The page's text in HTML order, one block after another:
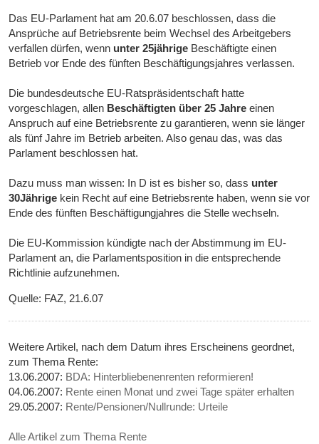
Das EU-Parlament hat am 20.6.07 beschlossen, dass die
Ansprüche auf Betriebsrente beim Wechsel des Arbeitgebers
verfallen dürfen, wenn unter 25jährige Beschäftigte einen
Betrieb vor Ende des fünften Beschäftigungsjahres verlassen.
Die bundesdeutsche EU-Ratspräsidentschaft hatte
vorgeschlagen, allen Beschäftigten über 25 Jahre einen
Anspruch auf eine Betriebsrente zu garantieren, wenn sie länger
als fünf Jahre im Betrieb arbeiten. Also genau das, was das
Parlament beschlossen hat.
Dazu muss man wissen: In D ist es bisher so, dass unter
30Jährige kein Recht auf eine Betriebsrente haben, wenn sie vor
Ende des fünften Beschäftigungjahres die Stelle wechseln.
Die EU-Kommission kündigte nach der Abstimmung im EU-
Parlament an, die Parlamentsposition in die entsprechende
Richtlinie aufzunehmen.
Quelle: FAZ, 21.6.07
Weitere Artikel, nach dem Datum ihres Erscheinens geordnet,
zum Thema Rente:
13.06.2007: BDA: Hinterbliebenenrenten reformieren!
04.06.2007: Rente einen Monat und zwei Tage später erhalten
29.05.2007: Rente/Pensionen/Nullrunde: Urteile
Alle Artikel zum Thema Rente